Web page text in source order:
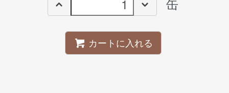
缶
カートに入れる